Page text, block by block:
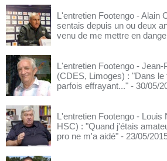
L'entretien Footengo - Alain
sentais depuis un ou deux
venu de me mettre en
L'entretien Footengo -
(CDES, Limoges) : "Dans
parfois effrayant..." - 30/05/
L'entretien Footengo - Louis
HSC) : "Quand j'étais
pro ne m'a aidé" - 23/05/